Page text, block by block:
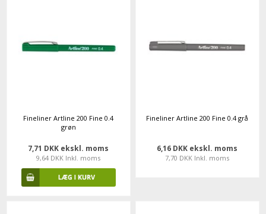
Fineliner Artline 200 Fine 0.4
grøn
7,71 DKK ekskl. moms
9,64 DKK Inkl. moms
Fineliner Artline 200 Fine 0.4 grå
6,16 DKK ekskl. moms
7,70 DKK Inkl. moms